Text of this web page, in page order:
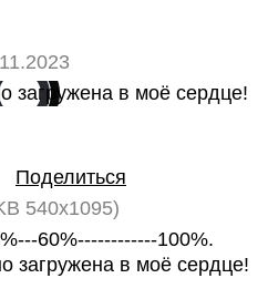
Поделиться
540x1095)
60%------------100%.
загружена в моё сердце!